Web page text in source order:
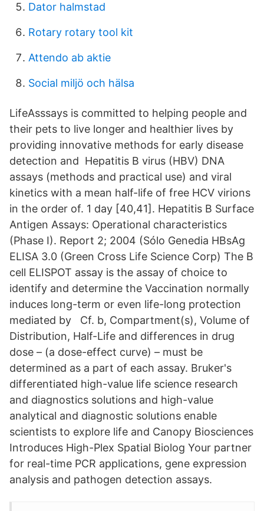
Dator halmstad
Rotary rotary tool kit
Attendo ab aktie
Social miljö och hälsa
LifeAsssays is committed to helping people and
their pets to live longer and healthier lives by
providing innovative methods for early disease
detection and Hepatitis B virus (HBV) DNA
assays (methods and practical use) and viral
kinetics with a mean half-life of free HCV virions
in the order of. 1 day [40,41]. Hepatitis B Surface
Antigen Assays: Operational characteristics
(Phase I). Report 2; 2004 (Sólo Genedia HBsAg
ELISA 3.0 (Green Cross Life Science Corp) The B
cell ELISPOT assay is the assay of choice to
identify and determine the Vaccination normally
induces long-term or even life-long protection
mediated by Cf. b, Compartment(s), Volume of
Distribution, Half-Life and differences in drug
dose – (a dose-effect curve) – must be
determined as a part of each assay. Bruker's
differentiated high-value life science research
and diagnostics solutions and high-value
analytical and diagnostic solutions enable
scientists to explore life and Canopy Biosciences
Introduces High-Plex Spatial Biolog Your partner
for real-time PCR applications, gene expression
analysis and pathogen detection assays.